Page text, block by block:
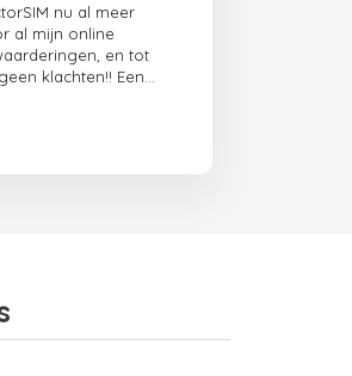
nu al meer
al mijn online
en tot
klachten!! Een